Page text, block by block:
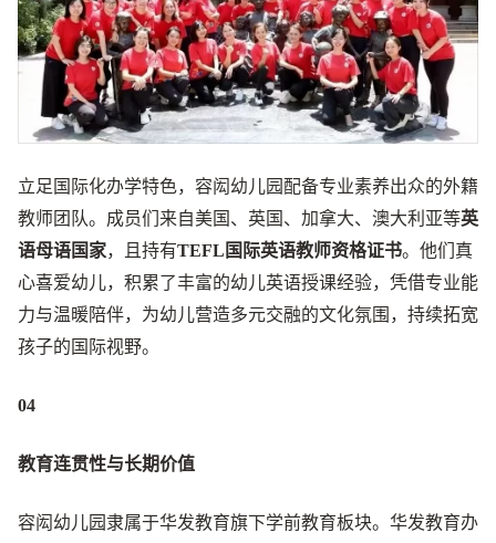
立足国际化办学特色，容闳幼儿园配备专业素养出众的外籍
教师团队。成员们来自美国、英国、加拿大、澳大利亚等英
语母语国家，且持有TEFL国际英语教师资格证书。他们真
心喜爱幼儿，积累了丰富的幼儿英语授课经验，凭借专业能
力与温暖陪伴，为幼儿营造多元交融的文化氛围，持续拓宽
孩子的国际视野。
04
教育连贯性与长期价值
容闳幼儿园隶属于华发教育旗下学前教育板块。华发教育办